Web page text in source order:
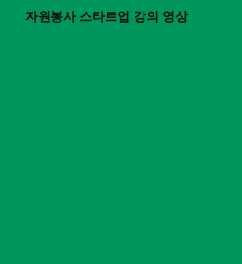
자원봉사 스타트업 강의 영상